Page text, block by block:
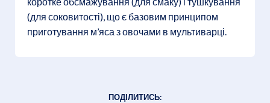
(для соковитості), що є базовим принципом
приготування м’яса з овочами в мультиварці.
ПОДІЛИТИСЬ: